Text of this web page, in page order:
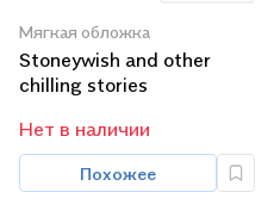
Мягкая обложка
Stoneywish and other
chilling stories
Нет в наличии
Похожее